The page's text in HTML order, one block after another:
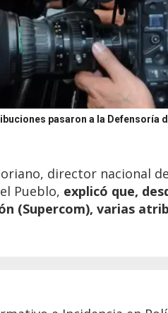
pasaron a la Defensoría
director nacional
Pueblo, explicó que,
(Supercom), varias